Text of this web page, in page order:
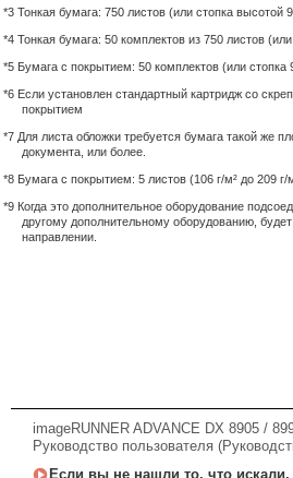
*3 Тонкая бумага: 750 листов (или стопка
*4 Тонкая бумага: 50 комплектов из 750 листов
*5 Бумага с покрытием: 50 комплектов (или
*6 Если установлен стандартный картридж со
покрытием
*7 Для листа обложки требуется бумага такой же
документа, или более.
*8 Бумага с покрытием: 5 листов (106 г/м² до 209 г/
*9 Когда это дополнительное оборудование
другому дополнительному оборудованию,
направлении.
imageRUNNER ADVANCE DX 8905 /
Руководство пользователя
Если вы не нашли то, что искали,